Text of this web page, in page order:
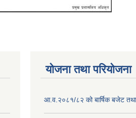
योजना तथा परियोजना
आ.व.२०८१/८२ को बार्षिक बजेट